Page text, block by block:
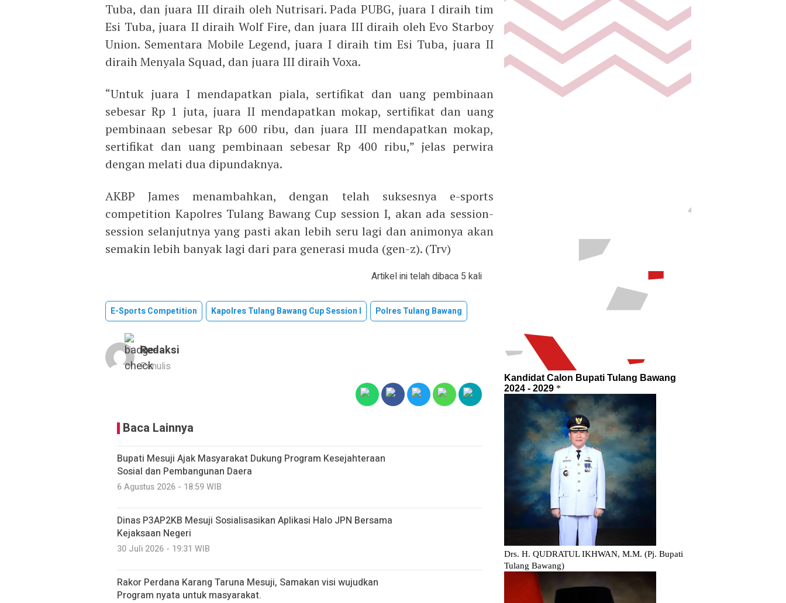
Tuba, dan juara III diraih oleh Nutrisari. Pada PUBG, juara I diraih tim
Esi Tuba, juara II diraih Wolf Fire, dan juara III diraih oleh Evo Starboy
Union. Sementara Mobile Legend, juara I diraih tim Esi Tuba, juara II
diraih Menyala Squad, dan juara III diraih Voxa.
“Untuk juara I mendapatkan piala, sertifikat dan uang pembinaan
sebesar Rp 1 juta, juara II mendapatkan mokap, sertifikat dan uang
pembinaan sebesar Rp 600 ribu, dan juara III mendapatkan mokap,
sertifikat dan uang pembinaan sebesar Rp 400 ribu,” jelas perwira
dengan melati dua dipundaknya.
AKBP James menambahkan, dengan telah suksesnya e-sports
competition Kapolres Tulang Bawang Cup session I, akan ada session-
session selanjutnya yang pasti akan lebih seru lagi dan animonya akan
semakin lebih banyak lagi dari para generasi muda (gen-z). (Trv)
Artikel ini telah dibaca 5 kali
E-Sports Competition Kapolres Tulang Bawang Cup Session I Polres Tulang Bawang
Redaksi
Penulis
Baca Lainnya
Bupati Mesuji Ajak Masyarakat Dukung Program Kesejahteraan
Sosial dan Pembangunan Daera
6 Agustus 2026 - 18:59 WIB
Dinas P3AP2KB Mesuji Sosialisasikan Aplikasi Halo JPN Bersama
Kejaksaan Negeri
30 Juli 2026 - 19:31 WIB
Rakor Perdana Karang Taruna Mesuji, Samakan visi wujudkan
Program nyata untuk masyarakat.